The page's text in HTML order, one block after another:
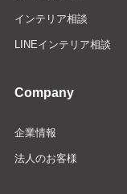
インテリア相談
LINEインテリア相談
Company
企業情報
法人のお客様